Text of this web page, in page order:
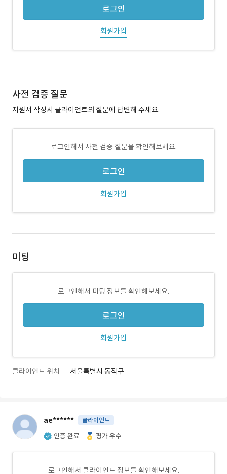
로그인
회원가입
사전 검증 질문
지원서 작성시 클라이언트의 질문에 답변해 주세요.
로그인해서 사전 검증 질문을 확인해보세요.
로그인
회원가입
미팅
로그인해서 미팅 정보를 확인해보세요.
로그인
회원가입
클라이언트 위치 서울특별시 동작구
ae****** 클라이언트
인증 완료 평가 우수
로그인해서 클라이언트 정보를 확인해보세요.